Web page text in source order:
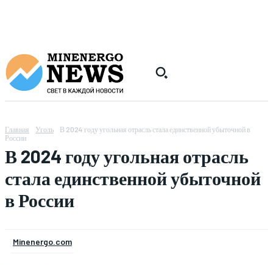
Главная Уголь
В 2024 году угольная отрасль стала единственной убыточной в
России
В 2024 году угольная отрасль
стала единственной убыточной
в России
Minenergo.com